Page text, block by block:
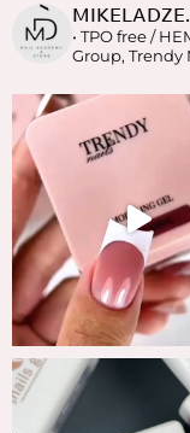
• TPO free /
Group, Trendy